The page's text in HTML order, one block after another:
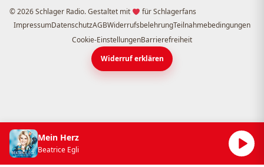
© 2026 Schlager Radio. Gestaltet mit
für Schlagerfans
ImpressumDatenschutzAGBWiderrufsbelehrungTeilnahmebedingungen
Cookie-EinstellungenBarrierefreiheit
Widerruf erklären
Mein Herz
Beatrice Egli